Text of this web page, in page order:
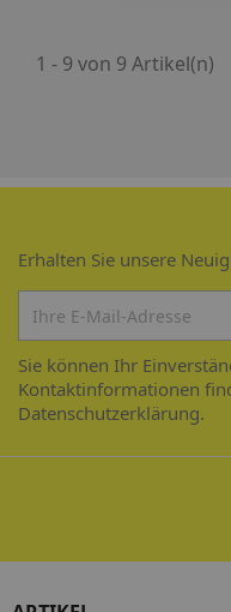
1 - 9 von 9 Artikel(n)
Erhalten Sie unsere
Sie können Ihr
Kontaktinformationen
Datenschutzerklärung.